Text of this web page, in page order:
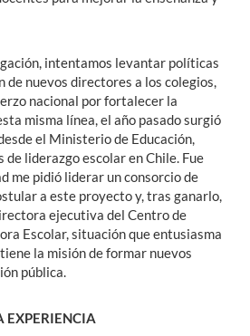
intentamos levantar políticas
de nuevos directores a los colegios,
nacional por fortalecer la
misma línea, el año pasado surgió
el Ministerio de Educación,
de liderazgo escolar en Chile. Fue
me pidió liderar un consorcio de
a este proyecto y, tras ganarlo,
ejecutiva del Centro de
Escolar, situación que entusiasma
la misión de formar nuevos
pública.
EXPERIENCIA